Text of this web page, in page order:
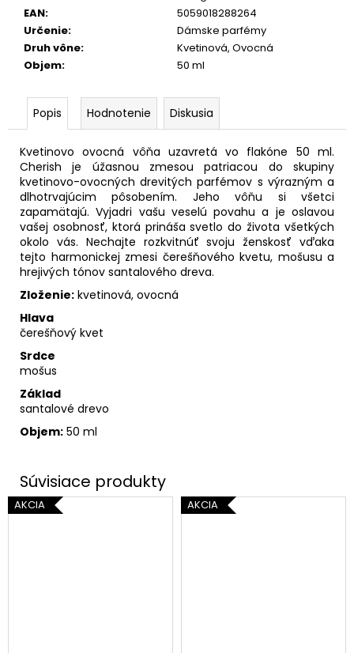
EAN:
5059018288264
Určenie:
Dámske parfémy
Druh vône:
Kvetinová, Ovocná
Objem: 50 ml
Popis Hodnotenie Diskusia
Kvetinovo ovocná vôňa uzavretá vo flakóne 50 ml.
Cherish je úžasnou zmesou patriacou do skupiny
kvetinovo-ovocných drevitých parfémov s výrazným a
dlhotrvajúcim pôsobením. Jeho vôňu si všetci
zapamätajú. Vyjadri vašu veselú povahu a je oslavou
vašej osobnosť, ktorá prináša svetlo do života všetkých
okolo vás. Nechajte rozkvitnúť svoju ženskosť vďaka
tejto harmonickej zmesi čerešňového kvetu, mošusu a
hrejivých tónov santalového dreva.
Zloženie: kvetinová, ovocná
Hlava
čerešňový kvet
Srdce
mošus
Základ
santalové drevo
Objem: 50 ml
AKCIA AKCIA
Pôvodne:
12
€